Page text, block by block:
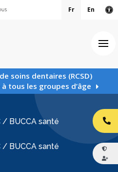
Fr En
soins dentaires (RCSD)
tous les groupes d’âge
/ BUCCA santé
/ BUCCA santé